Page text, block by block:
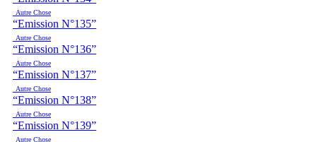
Autre Chose
“Emission N°135”
Autre Chose
“Emission N°136”
Autre Chose
“Emission N°137”
Autre Chose
“Emission N°138”
Autre Chose
“Emission N°139”
Autre Chose